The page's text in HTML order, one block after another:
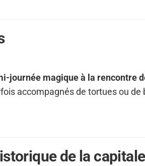
journée magique à la rencontre
accompagnés de tortues ou
de la capitale